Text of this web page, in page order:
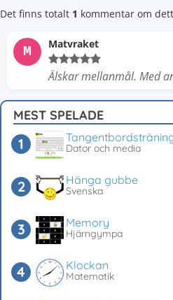
Det finns totalt 1 kommentar om
M Matvraket
Älskar mellanmål. Med
MEST SPELADE
Dator och media
Hänga gubbe
Svenska
Memory
Hjärngympa
Klockan
Matematik